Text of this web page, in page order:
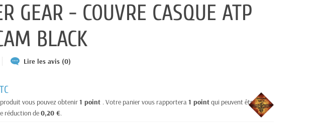
GEAR - COUVRE CASQUE ATP
BLACK
Lire les avis (0)
vous pouvez obtenir1 point . Votre panier vous rapportera1 pointqui peuvent être
réduction de0,20 €.